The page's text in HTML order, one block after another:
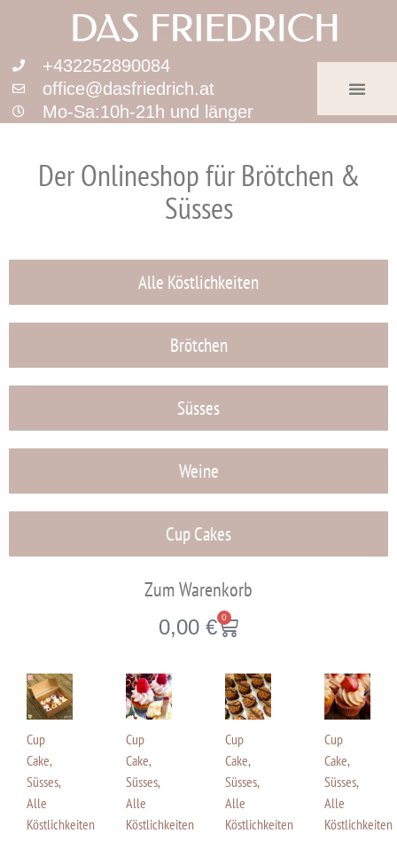
+432252890084
office@dasfriedrich.at
Mo-Sa:10h-21h und länger
Der Onlineshop für Brötchen &
Süsses
Alle Köstlichkeiten
Brötchen
Süsses
Weine
Cup Cakes
Zum Warenkorb
0,00 € 0
Cup
Cake,
Süsses,
Alle
Köstlichkeiten
Cup
Cake,
Süsses,
Alle
Köstlichkeiten
Cup
Cake,
Süsses,
Alle
Köstlichkeiten
Cup
Cake,
Süsses,
Alle
Köstlichkeiten